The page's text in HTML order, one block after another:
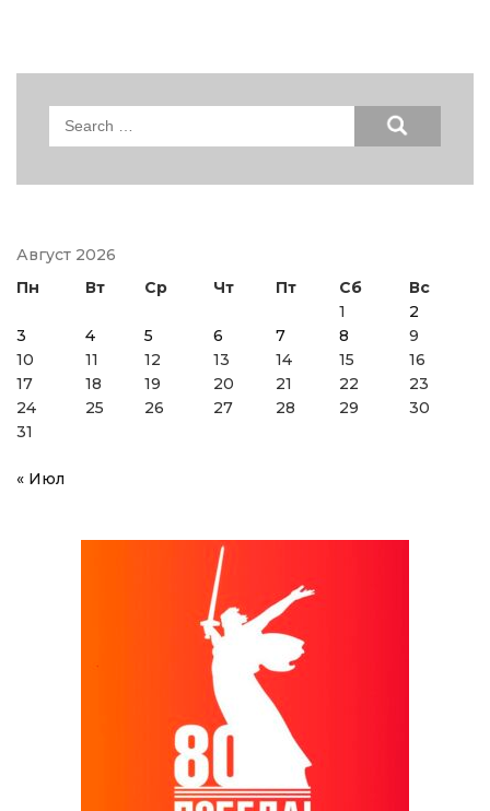
Search
Август 2026
Пн
Вт Ср Чт Пт Сб
Вс
1
2
3
4 5 6 7 8
9
10
11 12 13 14 15
16
17
18 19 20 21 22
23
24
25 26 27 28 29
30
31
« Июл